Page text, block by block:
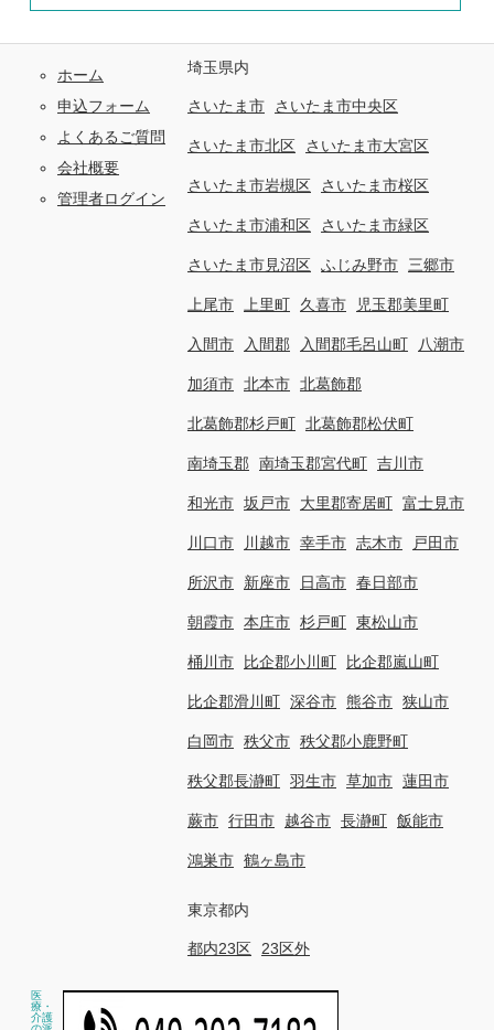
ホーム
申込フォーム
よくあるご質問
会社概要
管理者ログイン
埼玉県内
さいたま市 さいたま市中央区
さいたま市北区 さいたま市大宮区
さいたま市岩槻区 さいたま市桜区
さいたま市浦和区 さいたま市緑区
さいたま市見沼区 ふじみ野市 三郷市
上尾市 上里町 久喜市 児玉郡美里町
入間市 入間郡 入間郡毛呂山町 八潮市
加須市 北本市 北葛飾郡
北葛飾郡杉戸町 北葛飾郡松伏町
南埼玉郡 南埼玉郡宮代町 吉川市
和光市 坂戸市 大里郡寄居町 富士見市
川口市 川越市 幸手市 志木市 戸田市
所沢市 新座市 日高市 春日部市
朝霞市 本庄市 杉戸町 東松山市
桶川市 比企郡小川町 比企郡嵐山町
比企郡滑川町 深谷市 熊谷市 狭山市
白岡市 秩父市 秩父郡小鹿野町
秩父郡長瀞町 羽生市 草加市 蓮田市
蕨市 行田市 越谷市 長瀞町 飯能市
鴻巣市 鶴ヶ島市
東京都内
都内23区 23区外
医
療・
介護